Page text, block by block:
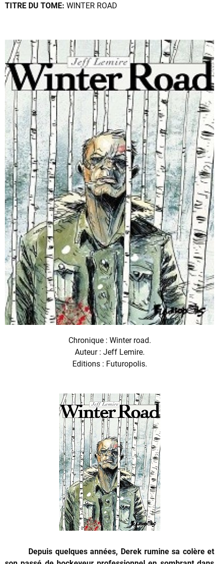
TITRE DU TOME: WINTER ROAD
Chronique : Winter road.
Auteur : Jeff Lemire.
Editions : Futuropolis.
Depuis quelques années, Derek rumine sa colère et